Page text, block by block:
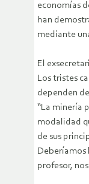
economías
han
mediante
El
Los tristes
dependen
“La minería
modalidad
de sus
Deberíamos
profesor,